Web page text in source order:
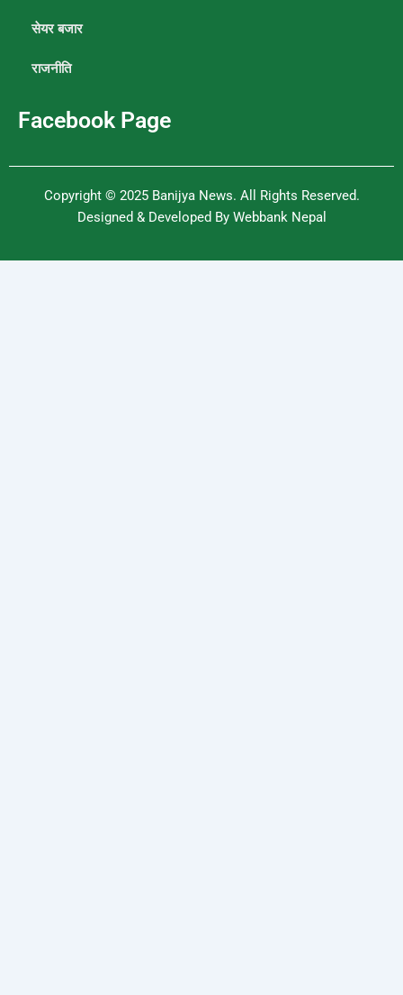
सेयर बजार
राजनीति
Facebook Page
Copyright © 2025 Banijya News. All Rights Reserved.
Designed & Developed By Webbank Nepal